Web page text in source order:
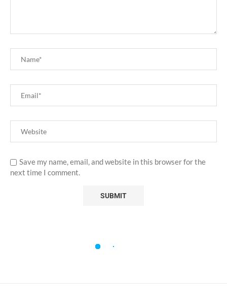
Save my name, email, and website in this browser for the
next time I comment.